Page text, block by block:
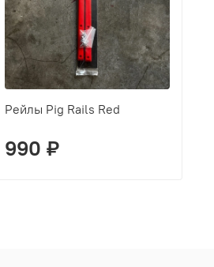
Рейлы Pig Rails Red
990 ₽